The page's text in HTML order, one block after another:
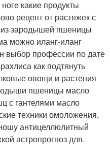
какие продукты
рецепт от растяжек с
зародышей пшеницы
можно иланг-иланг
выбор профессии по дате
как подтянуть
овощи и растения
пшеницы масло
с гантелями масло
техники омоложения,
антицеллюлитный
астропрогноз для.